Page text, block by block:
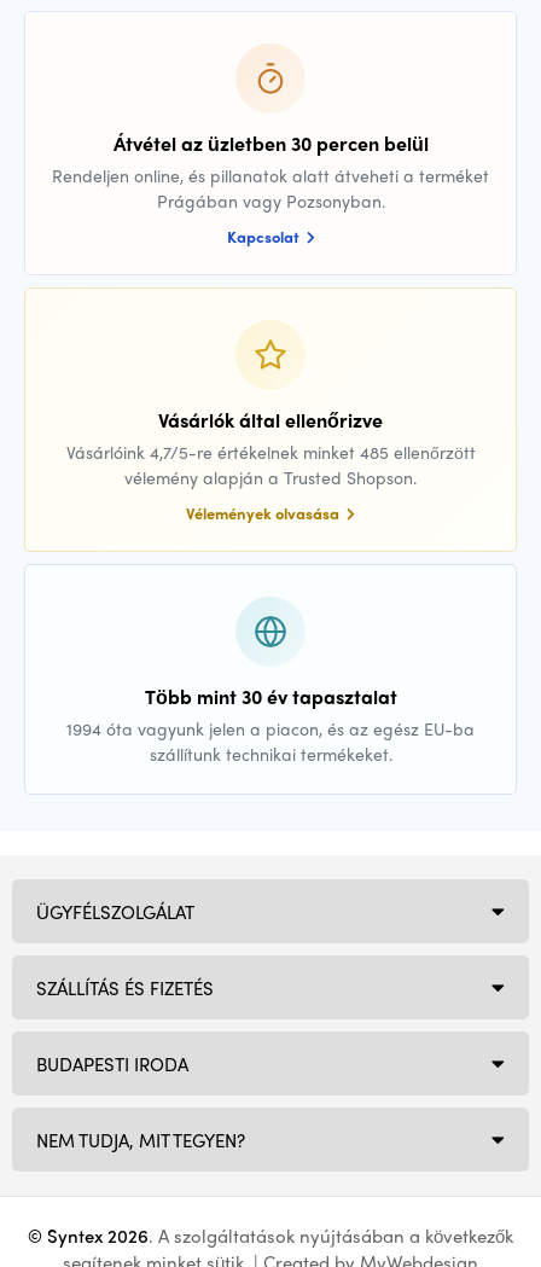
Átvétel az üzletben 30 percen belül
Rendeljen online, és pillanatok alatt átveheti a terméket
Prágában vagy Pozsonyban.
Kapcsolat
Vásárlók által ellenőrizve
Vásárlóink 4,7/5-re értékelnek minket 485 ellenőrzött
vélemény alapján a Trusted Shopson.
Vélemények olvasása
Több mint 30 év tapasztalat
1994 óta vagyunk jelen a piacon, és az egész EU-ba
szállítunk technikai termékeket.
BUDAPESTI IRODA
NEM TUDJA, MIT TEGYEN?
ÜGYFÉLSZOLGÁLAT
SZÁLLÍTÁS ÉS FIZETÉS
© Syntex 2026. A szolgáltatások nyújtásában a következők